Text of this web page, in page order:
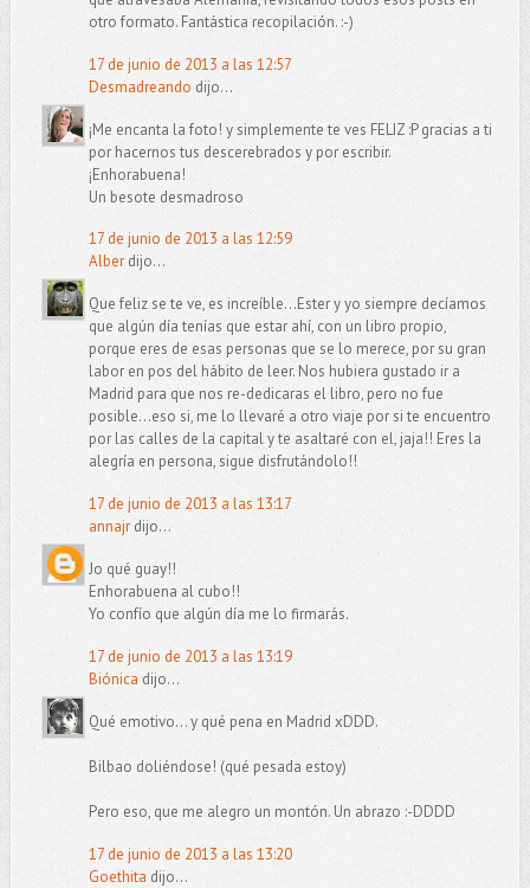
otro formato. Fantástica recopilación. :-)
17 de junio de 2013 a las 12:57
Desmadreando dijo...
¡Me encanta la foto! y simplemente te ves FELIZ :P gracias a ti
por hacernos tus descerebrados y por escribir.
¡Enhorabuena!
Un besote desmadroso
17 de junio de 2013 a las 12:59
Alberdijo...
Que feliz se te ve, es increíble...Ester y yo siempre decíamos
que algún día tenías que estar ahí, con un libro propio,
porque eres de esas personas que se lo merece, por su gran
labor en pos del hábito de leer. Nos hubiera gustado ir a
Madrid para que nos re-dedicaras el libro, pero no fue
posible...eso si, me lo llevaré a otro viaje por si te encuentro
por las calles de la capital y te asaltaré con el, jaja!! Eres la
alegría en persona, sigue disfrutándolo!!
17 de junio de 2013 a las 13:17
annajrdijo...
Jo qué guay!!
Enhorabuena al cubo!!
Yo confío que algún día me lo firmarás.
17 de junio de 2013 a las 13:19
Biónica dijo...
Qué emotivo... y qué pena en Madrid xDDD.
Bilbao doliéndose! (qué pesada estoy)
Pero eso, que me alegro un montón. Un abrazo :-DDDD
17 de junio de 2013 a las 13:20
Goethita dijo...